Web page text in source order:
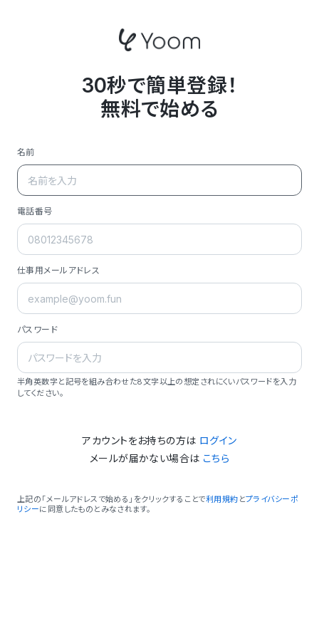
30秒で簡単登録！
無料で始める
名前
電話番号
仕事用メールアドレス
パスワード
半角英数字と記号を組み合わせた8文字以上の想定されにくいパスワードを入力
してください。
アカウントをお持ちの方は ログイン
メールが届かない場合は こちら
上記の「メールアドレスで始める」をクリックすることで利用規約 とプライバシーポ
リシーに同意したものとみなされます。